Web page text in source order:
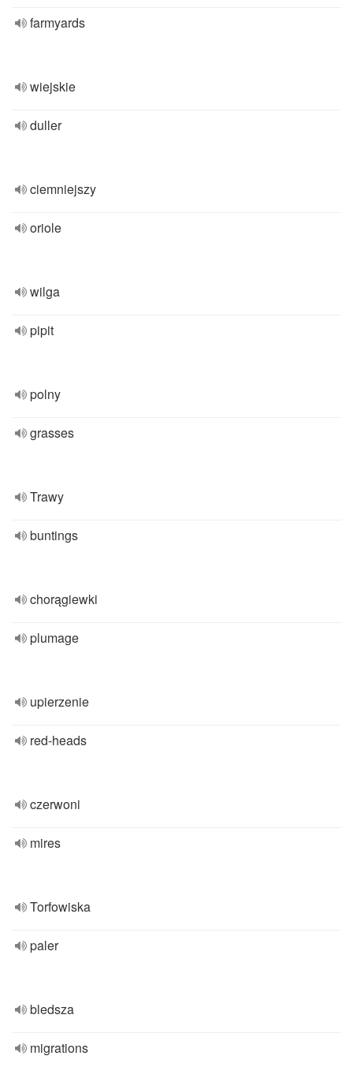
farmyards
wiejskie
duller
ciemniejszy
oriole
wilga
pipit
polny
grasses
Trawy
buntings
chorągiewki
plumage
upierzenie
red-heads
czerwoni
mires
Torfowiska
paler
bledsza
migrations